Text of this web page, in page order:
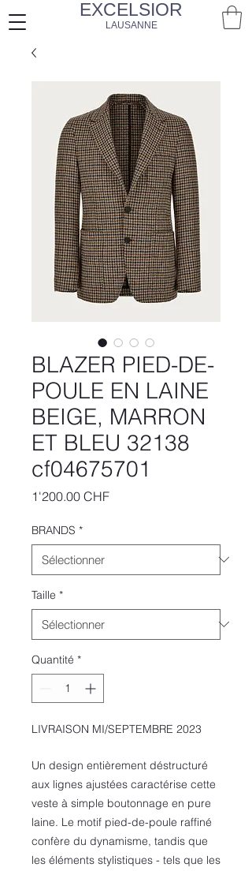
EXCELSIOR
LAUSANNE
BLAZER PIED-DE-
POULE EN LAINE
BEIGE, MARRON
ET BLEU 32138
cf04675701
1'200.00 CHFPrix
BRANDS *
Taille *
Quantité *
LIVRAISON MI/SEPTEMBRE 2023
Un design entièrement déstructuré
aux lignes ajustées caractérise cette
veste à simple boutonnage en pure
laine. Le motif pied-de-poule raffiné
confère du dynamisme, tandis que
les éléments stylistiques - tels que les